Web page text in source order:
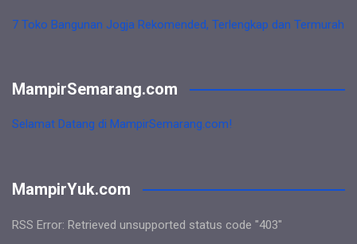
7 Toko Bangunan Jogja Rekomended, Terlengkap dan Termurah
MampirSemarang.com
Selamat Datang di MampirSemarang.com!
MampirYuk.com
RSS Error: Retrieved unsupported status code "403"